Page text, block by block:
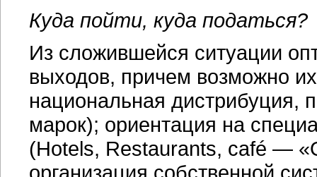
Куда пойти, куда податься?
Из сложившейся ситуации
выходов, причем возможно
национальная дистрибуция,
марок); ориентация на
(Hotels, Restaurants, café —